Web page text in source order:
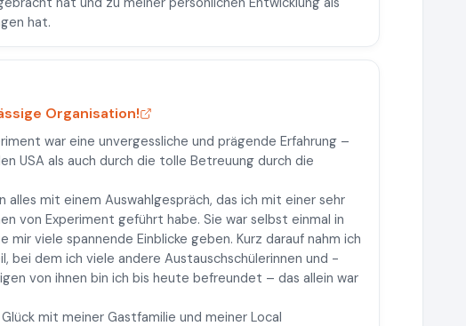
hat.
Organisation!
war eine unvergessliche und prägende Erfahrung –
USA als auch durch die tolle Betreuung durch die
alles mit einem Auswahlgespräch, das ich mit einer sehr
von Experiment geführt habe. Sie war selbst einmal in
mir viele spannende Einblicke geben. Kurz darauf nahm ich
bei dem ich viele andere Austauschschülerinnen und -
von ihnen bin ich bis heute befreundet – das allein war
mit meiner Gastfamilie und meiner Local